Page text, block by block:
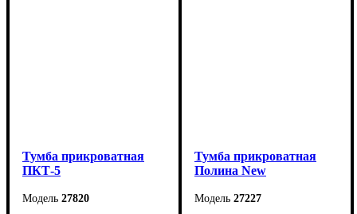
Тумба прикроватная
ПКТ-5
27820
Тумба прикроватная
Полина New
27227